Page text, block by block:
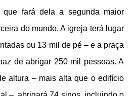
que fará dela a segunda maior
do mundo. A igreja terá lugar
ou 13 mil de pé – e a praça
de abrigar 250 mil pessoas. A
altura – mais alta que o edifício